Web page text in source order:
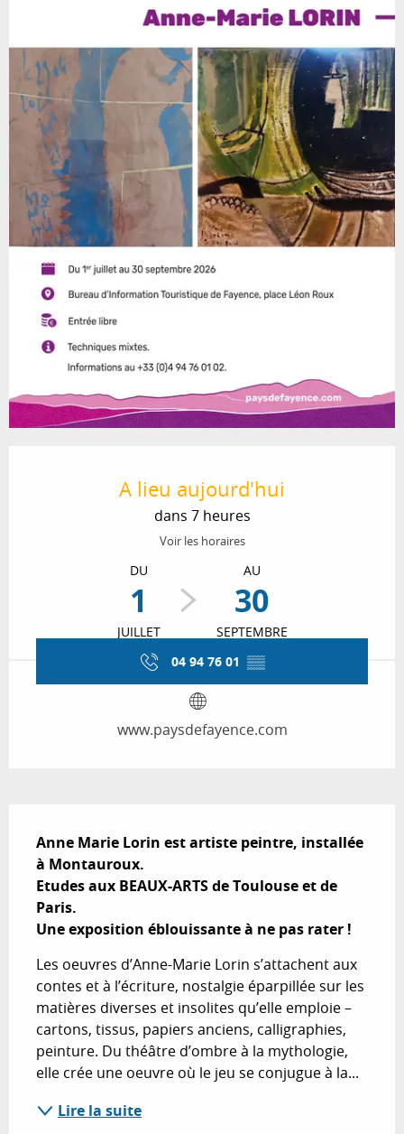
A lieu aujourd'hui
dans 7 heures
Voir les horaires
DU
1
JUILLET
AU
30
SEPTEMBRE
04 94 76 01 ▒▒
www.paysdefayence.com
Anne Marie Lorin est artiste peintre, installée
à Montauroux.
Etudes aux BEAUX-ARTS de Toulouse et de
Paris.
Une exposition éblouissante à ne pas rater !
Les oeuvres d’Anne-Marie Lorin s’attachent aux
contes et à l’écriture, nostalgie éparpillée sur les
matières diverses et insolites qu’elle emploie –
cartons, tissus, papiers anciens, calligraphies,
peinture. Du théâtre d’ombre à la mythologie,
elle crée une oeuvre où le jeu se conjugue à la...
Lire la suite